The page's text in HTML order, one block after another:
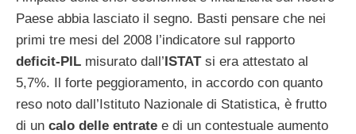
Paese abbia lasciato il segno. Basti pensare che nei
primi tre mesi del 2008 l’indicatore sul rapporto
deficit-PIL misurato dall’ISTATsi era attestato al
5,7%. Il forte peggioramento, in accordo con quanto
reso noto dall’Istituto Nazionale di Statistica, è frutto
di un calo delle entrate e di un contestuale aumento